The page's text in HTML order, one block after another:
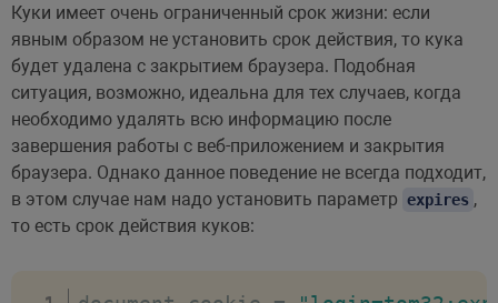
Куки имеет очень ограниченный срок жизни: если
явным образом не установить срок действия, то кука
будет удалена с закрытием браузера. Подобная
ситуация, возможно, идеальна для тех случаев, когда
необходимо удалять всю информацию после
завершения работы с веб-приложением и закрытия
браузера. Однако данное поведение не всегда подходит,
в этом случае нам надо установить параметр expires ,
то есть срок действия куков: